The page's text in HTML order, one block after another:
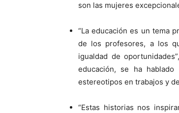
son las mujeres
“La educación es un tema
de los profesores, a los
igualdad de
educación, se ha
estereotipos en trabajos y
“Estas historias nos